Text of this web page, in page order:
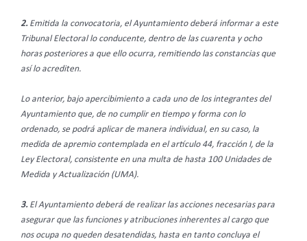
2.Emitida la convocatoria, el Ayuntamiento deberá informar a este
Tribunal Electoral lo conducente, dentro de las cuarenta y ocho
horas posteriores a que ello ocurra, remitiendo las constancias que
así lo acrediten.
Lo anterior, bajo apercibimiento a cada uno de los integrantes del
Ayuntamiento que, de no cumplir en tiempo y forma con lo
ordenado, se podrá aplicar de manera individual, en su caso, la
medida de apremio contemplada en el artículo 44, fracción I, de la
Ley Electoral, consistente en una multa de hasta 100 Unidades de
Medida y Actualización (UMA).
3.El Ayuntamiento deberá de realizar las acciones necesarias para
asegurar que las funciones y atribuciones inherentes al cargo que
nos ocupa no queden desatendidas, hasta en tanto concluya el